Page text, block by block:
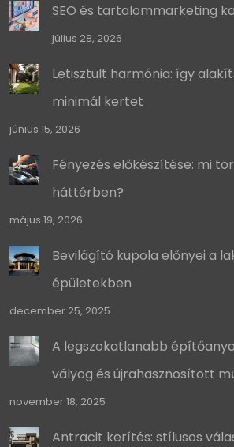
SEO és tartalommarketing
július 28, 2026
Letisztult harmónia: így
minimál kertet
június 15, 2026
Fényezés előkészítése: mi
háttérben?
május 19, 2026
Bevilágító kupola előnyei a
épületekben
december 25, 2025
A legszokatlanabb
vályog és újrahasznosított
november 18, 2025
Antracit kerítés: stílusos